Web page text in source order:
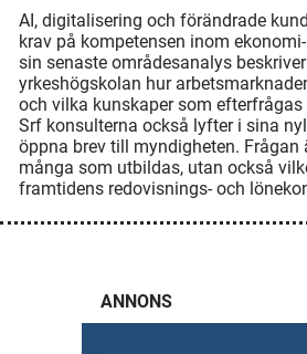
AI, digitalisering och förändrade
krav på kompetensen inom
sin senaste områdesanalys
yrkeshögskolan hur
och vilka kunskaper som
Srf konsulterna också lyfter i sina
öppna brev till myndigheten. Frågan
många som utbildas, utan också
framtidens redovisnings- och
ANNONS